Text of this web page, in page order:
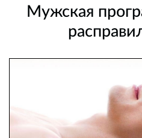
Мужская